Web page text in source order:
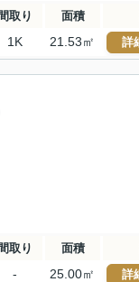
間取り 面積
1K 21.53㎡ 詳
間取り 面積
- 25.00㎡ 詳